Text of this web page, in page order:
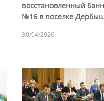
восстановленный
№16 в поселке
30/04/2026